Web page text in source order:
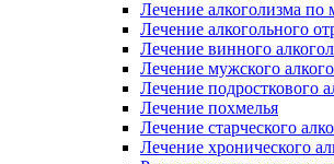
Лечение алкоголизма
Лечение алкогольного
Лечение винного
Лечение мужского
Лечение подросткового
Лечение похмелья
Лечение старческого
Лечение хронического